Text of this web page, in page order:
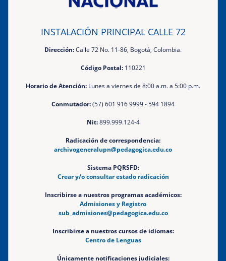
INSTALACIÓN PRINCIPAL CALLE 72
Dirección:Calle 72 No. 11-86, Bogotá, Colombia.
Código Postal:110221
Horario de Atención: Lunes a viernes de 8:00 a.m. a 5:00 p.m.
Conmutador:(57) 601 916 9999 - 594 1894
Nit:899.999.124-4
Radicación de correspondencia:
archivogeneralupn@pedagogica.edu.co
Sistema PQRSFD:
Crear y/o consultar estado radicación
Inscribirse a nuestros programas académicos:
Admisiones y Registro
sub_admisiones@pedagogica.edu.co
Inscribirse a nuestros cursos de idiomas:
Centro de Lenguas
Únicamente notificaciones judiciales: